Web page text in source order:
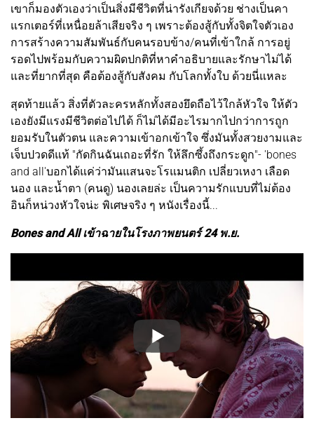
เขาก็มองตัวเองว่าเป็นสิ่งมีชีวิตที่น่ารังเกียจด้วย ช่างเป็นคา
แรกเตอร์ที่เหนื่อยล้าเสียจริง ๆ เพราะต้องสู้กับทั้งจิตใจตัวเอง
การสร้างความสัมพันธ์กับคนรอบข้าง/คนที่เข้าใกล้ การอยู่
รอดไปพร้อมกับความผิดปกติที่หาคำอธิบายและรักษาไม่ได้
และที่ยากที่สุด คือต้องสู้กับสังคม กับโลกทั้งใบ ด้วยนี่แหละ
สุดท้ายแล้ว สิ่งที่ตัวละครหลักทั้งสองยึดถือไว้ใกล้หัวใจ ให้ตัว
เองยังมีแรงมีชีวิตต่อไปได้ ก็ไม่ได้มีอะไรมากไปกว่าการถูก
ยอมรับในตัวตน และความเข้าอกเข้าใจ ซึ่งมันทั้งสวยงามและ
เจ็บปวดดีแท้ "กัดกินฉันเถอะที่รัก ให้ลึกซึ้งถึงกระดูก"- 'bones
and all'บอกได้แค่ว่ามันแสนจะโรแมนติก เปลี่ยวเหงา เลือด
นอง และน้ำตา (คนดู) นองเลยล่ะ เป็นความรักแบบที่ไม่ต้อง
อินก็หน่วงหัวใจน่ะ พิเศษจริง ๆ หนังเรื่องนี้...
Bones and All เข้าฉายในโรงภาพยนตร์ 24 พ.ย.